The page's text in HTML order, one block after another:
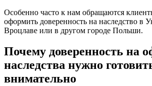
Особенно часто к нам обращаются
оформить доверенность на наследство в
Вроцлаве или в другом городе Польши.
Почему доверенность на
наследства нужно
внимательно